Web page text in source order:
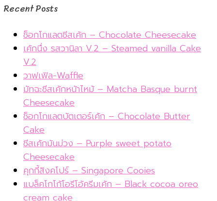
Recent Posts
ช็อกโกแลตชีสเค้ก – Chocolate Cheesecake
เค้กนึ่ง รสวานิลา V.2 – Steamed vanilla Cake
V.2
วาฟเฟิล-Waffle
มัทฉะชีสเค้กหน้าไหม้ – Matcha Basque burnt
Cheesecake
ช็อกโกแลตบัตเตอร์เค้ก – Chocolate Butter
Cake
ชีสเค้กมันม่วง – Purple sweet potato
Cheesecake
คุกกี้สิงคโปร์ – Singapore Cooies
แบล็คโกโก้โอรีโอ้ครีมเค้ก – Black cocoa oreo
cream cake